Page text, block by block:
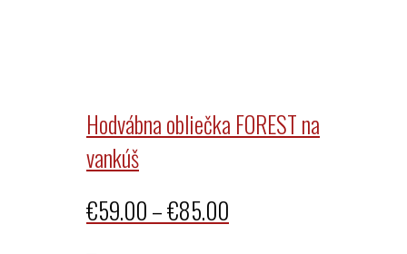
Hodvábna obliečka FOREST na
vankúš
€59.00–€85.00